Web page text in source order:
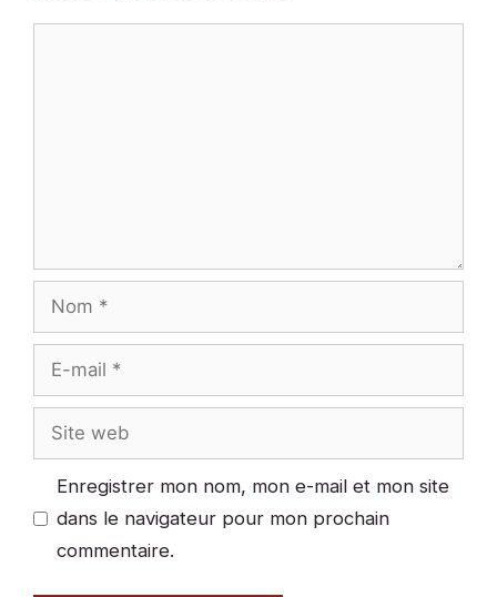
Nom
mail
Site
web
Enregistrer mon nom, mon e-mail et mon site
dans le navigateur pour mon prochain
commentaire.